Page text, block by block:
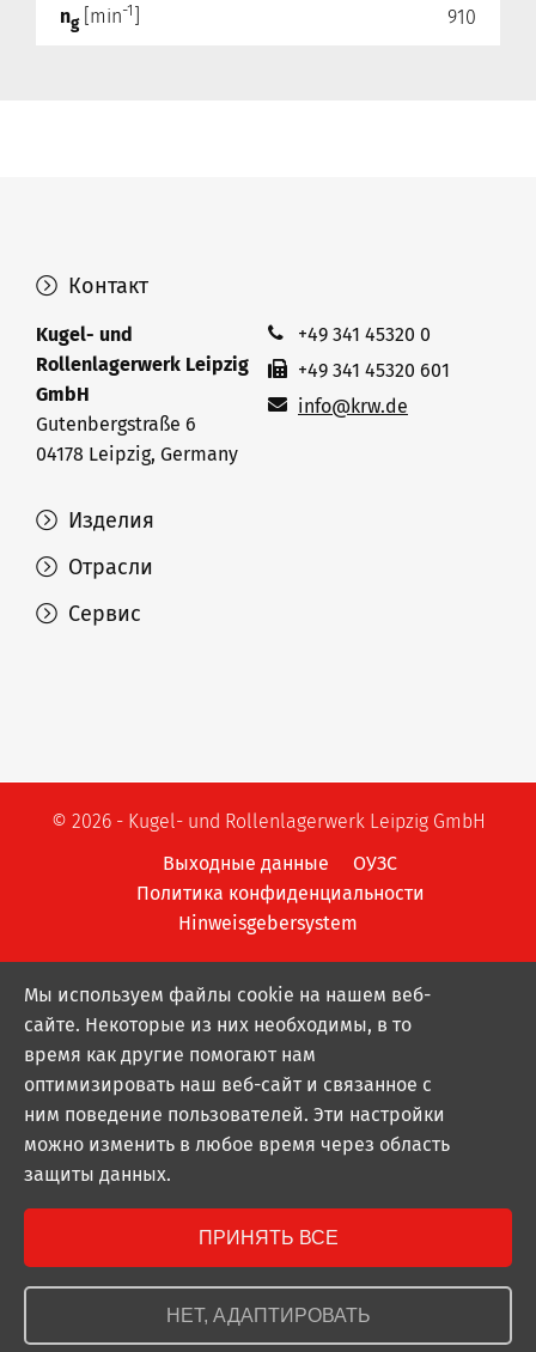
ng[min-1 910
Изделия
Отрасли
Сервис
Контакт
Kugel- und
Rollenlagerwerk Leipzig
GmbH
Gutenbergstraße 6
04178 Leipzig, Germany
+49 341 45320 0
+49 341 45320 601
info@krw.de
© 2026 - Kugel- und Rollenlagerwerk Leipzig GmbH
Выходные данные
ОУЗС
Политика конфиденциальности
Hinweisgebersystem
Мы используем файлы cookie на нашем веб-
сайте. Некоторые из них необходимы, в то
время как другие помогают нам
оптимизировать наш веб-сайт и связанное с
ним поведение пользователей. Эти настройки
можно изменить в любое время через область
защиты данных.
ПРИНЯТЬ ВСЕ
НЕТ, АДАПТИРОВАТЬ